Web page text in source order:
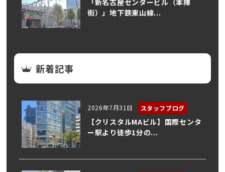
「新名古屋センタービル（本陣
街）」地下鉄東山線...
新着記事
2026年7月31日 スタッフブログ
【クリスタルMAビル】国際センタ
ー駅より徒歩1分の...